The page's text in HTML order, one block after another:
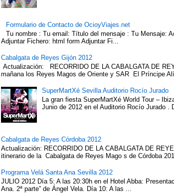
Formulario de Contacto de OcioyViajes.net
Tu nombre : Tu email: Título del mensaje : Tu Mensaje:
Adjuntar Fichero: html form Adjuntar Fi...
Cabalgata de Reyes Gijón 2012
Actualización: RECORRIDO DE LA CABALGATA DE
mañana los Reyes Magos de Oriente y SAR El Príncipe
SuperMartXé Sevilla Auditorio Rocío Jurado
La gran fiesta SuperMartXé World Tour –
Junio de 2012 en el Auditorio Rocío Jurado .
Cabalgata de Reyes Córdoba 2012
Actualización: RECORRIDO DE LA CABALGATA DE
itinerario de la Cabalgata de Reyes Mago s de Córdoba
Programa Velá Santa Ana Sevilla 2012
JULIO 2012 Día 5: A las 20:30h en el Hotel Abba:
Ana. 2ª parte” de Ángel Vela. Día 10: A las ...